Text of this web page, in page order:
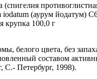
(спигелия
(аурум йодатум)
крупка 100,0 г
цвета, без
составом
Петербург, 1998).